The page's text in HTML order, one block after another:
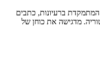
ברעיונות, כתבים
מדגישה את כוחן של